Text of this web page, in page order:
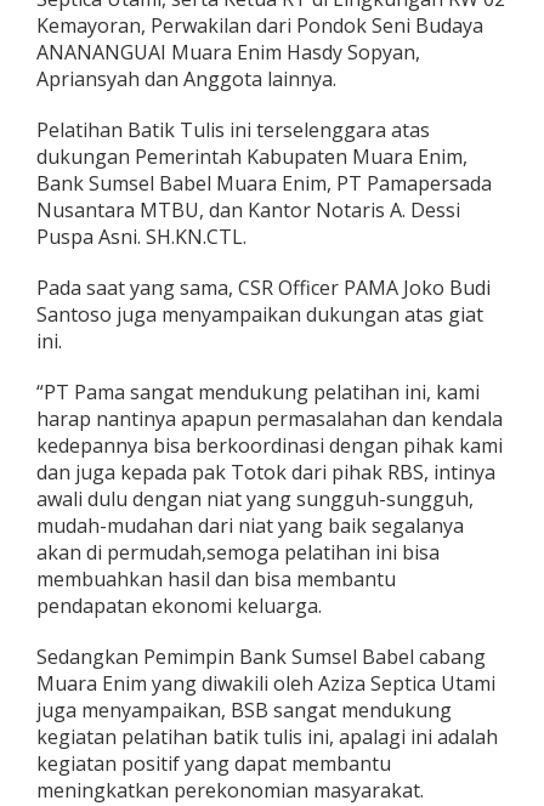
Kemayoran, Perwakilan dari Pondok Seni Budaya
ANANANGUAI Muara Enim Hasdy Sopyan,
Apriansyah dan Anggota lainnya.
Pelatihan Batik Tulis ini terselenggara atas
dukungan Pemerintah Kabupaten Muara Enim,
Bank Sumsel Babel Muara Enim, PT Pamapersada
Nusantara MTBU, dan Kantor Notaris A. Dessi
Puspa Asni. SH.KN.CTL.
Pada saat yang sama, CSR Officer PAMA Joko Budi
Santoso juga menyampaikan dukungan atas giat
ini.
“PT Pama sangat mendukung pelatihan ini, kami
harap nantinya apapun permasalahan dan kendala
kedepannya bisa berkoordinasi dengan pihak kami
dan juga kepada pak Totok dari pihak RBS, intinya
awali dulu dengan niat yang sungguh-sungguh,
mudah-mudahan dari niat yang baik segalanya
akan di permudah,semoga pelatihan ini bisa
membuahkan hasil dan bisa membantu
pendapatan ekonomi keluarga.
Sedangkan Pemimpin Bank Sumsel Babel cabang
Muara Enim yang diwakili oleh Aziza Septica Utami
juga menyampaikan, BSB sangat mendukung
kegiatan pelatihan batik tulis ini, apalagi ini adalah
kegiatan positif yang dapat membantu
meningkatkan perekonomian masyarakat.